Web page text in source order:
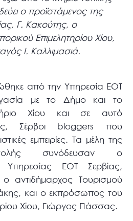
ο προϊστάμενος της
Γ. Κακούτης, ο
Επιμελητηρίου Χίου,
Ι. Καλλιμασιά.
από την Υπηρεσία ΕΟΤ
με το Δήμο και το
Χίου και σε αυτό
Σέρβοι bloggers που
εμπειρίες. Τα μέλη της
συνόδευσαν ο
Υπηρεσίας ΕΟΤ Σερβίας,
αντιδήμαρχος Τουρισμού
και ο εκπρόσωπος του
Χίου, Γιώργος Πάσσας.